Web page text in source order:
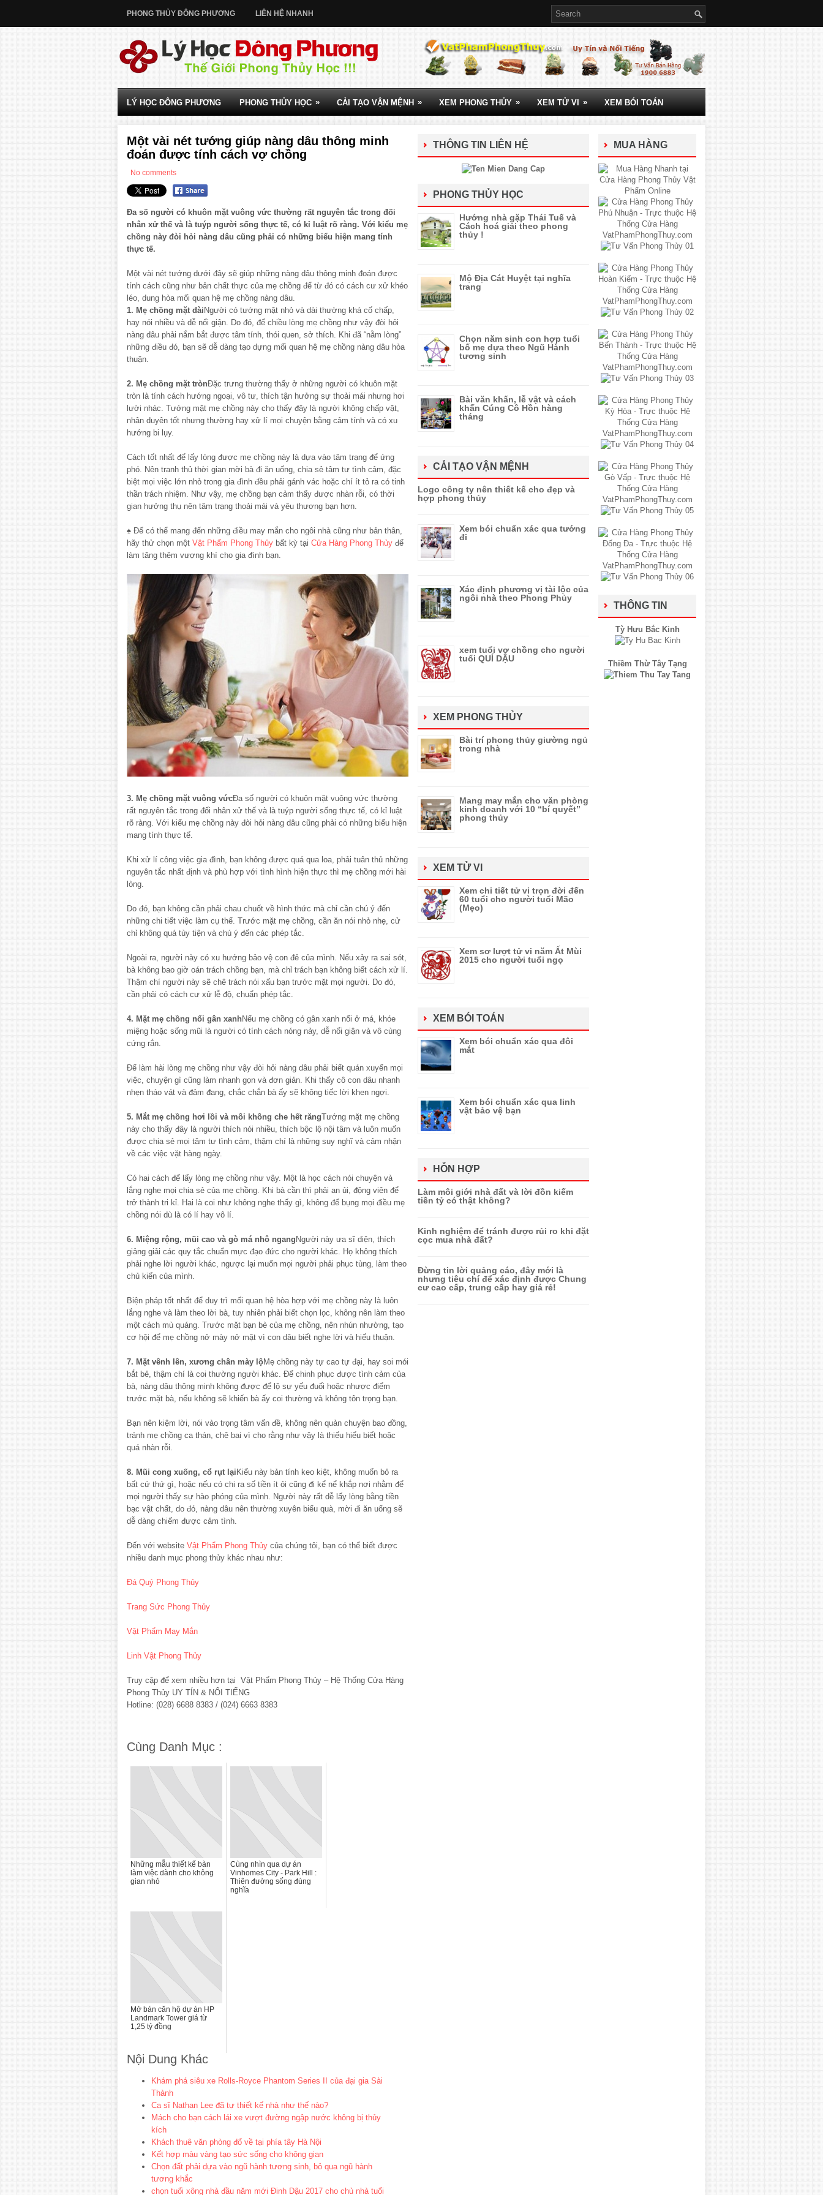
PHONG THỦY ĐÔNG PHƯƠNG LIÊN HỆ NHANH
LÝ HỌC ĐÔNG PHƯƠNG PHONG THỦY HỌC » CẢI TẠO VẬN MỆNH » XEM PHONG THỦY » XEM TỬ VI » XEM BÓI TOÁN
Một vài nét tướng giúp nàng dâu thông minh
đoán được tính cách vợ chồng
No comments
Đa số người có khuôn mặt vuông vức thường rất nguyên tắc trong đối
nhân xử thế và là tuýp người sống thực tế, có kỉ luật rõ ràng. Với kiểu mẹ
chồng này đòi hỏi nàng dâu cũng phải có những biểu hiện mang tính
thực tế.
Một vài nét tướng dưới đây sẽ giúp những nàng dâu thông minh đoán được
tính cách cũng như bản chất thực của mẹ chồng để từ đó có cách cư xử khéo
léo, dung hòa mối quan hệ mẹ chồng nàng dâu.
1. Mẹ chồng mặt dàiNgười có tướng mặt nhỏ và dài thường khá cố chấp,
hay nói nhiều và dễ nổi giận. Do đó, để chiều lòng mẹ chồng như vậy đòi hỏi
nàng dâu phải nắm bắt được tâm tính, thói quen, sở thích. Khi đã “nằm lòng”
những điều đó, bạn sẽ dễ dàng tạo dựng mối quan hệ mẹ chồng nàng dâu hòa
thuận.
2. Mẹ chồng mặt trònĐặc trưng thường thấy ở những người có khuôn mặt
tròn là tính cách hướng ngoại, vô tư, thích tận hưởng sự thoải mái nhưng hơi
lười nhác. Tướng mặt mẹ chồng này cho thấy đây là người không chấp vặt,
nhân duyên tốt nhưng thường hay xử lí mọi chuyện bằng cảm tính và có xu
hướng bi lụy.
Cách tốt nhất để lấy lòng được mẹ chồng này là dựa vào tâm trạng để ứng
phó. Nên tranh thủ thời gian mời bà đi ăn uống, chia sẻ tâm tư tình cảm, đặc
biệt mọi việc lớn nhỏ trong gia đình đều phải gánh vác hoặc chí ít tỏ ra có tinh
thần trách nhiệm. Như vậy, mẹ chồng bạn cảm thấy được nhàn rỗi, có thời
gian hưởng thụ nên tâm trạng thoải mái và yêu thương bạn hơn.
♠ Để có thể mang đến những điều may mắn cho ngôi nhà cũng như bản thân,
hãy thử chọn một Vật Phẩm Phong Thủy bất kỳ tại Cửa Hàng Phong Thủy để
làm tăng thêm vượng khí cho gia đình bạn.
3. Mẹ chồng mặt vuông vứcĐa số người có khuôn mặt vuông vức thường
rất nguyên tắc trong đối nhân xử thế và là tuýp người sống thực tế, có kỉ luật
rõ ràng. Với kiểu mẹ chồng này đòi hỏi nàng dâu cũng phải có những biểu hiện
mang tính thực tế.
Khi xử lí công việc gia đình, bạn không được quá qua loa, phải tuân thủ những
nguyên tắc nhất định và phù hợp với tình hình hiện thực thì mẹ chồng mới hài
lòng.
Do đó, bạn không cần phải chau chuốt về hình thức mà chỉ cần chú ý đến
những chi tiết việc làm cụ thể. Trước mặt mẹ chồng, cần ăn nói nhỏ nhẹ, cử
chỉ không quá tùy tiện và chú ý đến các phép tắc.
Ngoài ra, người này có xu hướng bảo vệ con đẻ của mình. Nếu xảy ra sai sót,
bà không bao giờ oán trách chồng bạn, mà chỉ trách bạn không biết cách xử lí.
Thậm chí người này sẽ chê trách nói xấu bạn trước mặt mọi người. Do đó,
cần phải có cách cư xử lễ độ, chuẩn phép tắc.
4. Mặt mẹ chồng nổi gân xanhNếu mẹ chồng có gân xanh nổi ở má, khóe
miệng hoặc sống mũi là người có tính cách nóng nảy, dễ nổi giận và vô cùng
cứng rắn.
Để làm hài lòng mẹ chồng như vậy đòi hỏi nàng dâu phải biết quán xuyến mọi
việc, chuyện gì cũng làm nhanh gọn và đơn giản. Khi thấy cô con dâu nhanh
nhẹn tháo vát và đảm đang, chắc chắn bà ấy sẽ không tiếc lời khen ngợi.
5. Mắt mẹ chồng hơi lồi và môi không che hết răngTướng mặt mẹ chồng
này cho thấy đây là người thích nói nhiều, thích bộc lộ nội tâm và luôn muốn
được chia sẻ mọi tâm tư tình cảm, thậm chí là những suy nghĩ và cảm nhận
về các việc vặt hàng ngày.
Có hai cách để lấy lòng mẹ chồng như vậy. Một là học cách nói chuyện và
lắng nghe mọi chia sẻ của mẹ chồng. Khi bà cần thì phải an ủi, động viên để
trở thành tri kỉ. Hai là coi như không nghe thấy gì, không để bụng mọi điều mẹ
chồng nói dù là có lí hay vô lí.
6. Miệng rộng, mũi cao và gò má nhô ngangNgười này ưa sĩ diện, thích
giảng giải các quy tắc chuẩn mực đạo đức cho người khác. Họ không thích
phải nghe lời người khác, ngược lại muốn mọi người phải phục tùng, làm theo
chủ kiến của mình.
Biện pháp tốt nhất để duy trì mối quan hệ hòa hợp với mẹ chồng này là luôn
lắng nghe và làm theo lời bà, tuy nhiên phải biết chọn lọc, không nên làm theo
một cách mù quáng. Trước mặt bạn bè của mẹ chồng, nên nhún nhường, tạo
cơ hội để mẹ chồng nở mày nở mặt vì con dâu biết nghe lời và hiếu thuận.
7. Mặt vênh lên, xương chân mày lộMẹ chồng này tự cao tự đại, hay soi mói
bắt bẻ, thậm chí là coi thường người khác. Để chinh phục được tình cảm của
bà, nàng dâu thông minh không được để lộ sự yếu đuối hoặc nhược điểm
trước mặt bà, nếu không sẽ khiến bà ấy coi thường và không tôn trọng bạn.
Bạn nên kiệm lời, nói vào trọng tâm vấn đề, không nên quản chuyện bao đồng,
tránh mẹ chồng ca thán, chê bai vì cho rằng như vậy là thiếu hiểu biết hoặc
quá nhàn rỗi.
8. Mũi cong xuống, cổ rụt lạiKiểu này bản tính keo kiệt, không muốn bỏ ra
bất cứ thứ gì, hoặc nếu có chi ra số tiền ít ỏi cũng đi kể nể khắp nơi nhằm để
mọi người thấy sự hào phóng của mình. Người này rất dễ lấy lòng bằng tiền
bạc vật chất, do đó, nàng dâu nên thường xuyên biếu quà, mời đi ăn uống sẽ
dễ dàng chiếm được cảm tình.
Đến với website Vật Phẩm Phong Thủy của chúng tôi, bạn có thể biết được
nhiều danh mục phong thủy khác nhau như:
Đá Quý Phong Thủy
Trang Sức Phong Thủy
Vật Phẩm May Mắn
Linh Vật Phong Thủy
Truy cập để xem nhiều hơn tại Vật Phẩm Phong Thủy – Hệ Thống Cửa Hàng
Phong Thủy UY TÍN & NỔI TIẾNG
Hotline: (028) 6688 8383 / (024) 6663 8383
Cùng Danh Mục :
Những mẫu thiết kế bàn
làm việc dành cho không
gian nhỏ
Cùng nhìn qua dự án
Vinhomes City - Park Hill :
Thiên đường sống đúng
nghĩa
Mở bán căn hộ dự án HP
Landmark Tower giá từ
1,25 tỷ đồng
Nội Dung Khác
Khám phá siêu xe Rolls-Royce Phantom Series II của đại gia Sài
Thành
Ca sĩ Nathan Lee đã tự thiết kế nhà như thế nào?
Mách cho bạn cách lái xe vượt đường ngập nước không bị thủy
kích
Khách thuê văn phòng đổ về tại phía tây Hà Nội
Kết hợp màu vàng tạo sức sống cho không gian
Chọn đất phải dựa vào ngũ hành tương sinh, bỏ qua ngũ hành
tương khắc
chọn tuổi xông nhà đầu năm mới Đinh Dậu 2017 cho chủ nhà tuổi
THÔNG TIN LIÊN HỆ
PHONG THỦY HỌC
Hướng nhà gặp Thái Tuế và
Cách hoá giải theo phong
thủy !
Mộ Địa Cát Huyệt tại nghĩa
trang
Chọn năm sinh con hợp tuổi
bố mẹ dựa theo Ngũ Hành
tương sinh
Bài văn khấn, lễ vật và cách
khấn Cúng Cô Hồn hàng
tháng
CẢI TẠO VẬN MỆNH
Logo công ty nên thiết kế cho đẹp và
hợp phong thủy
Xem bói chuẩn xác qua tướng
đi
Xác định phương vị tài lộc của
ngôi nhà theo Phong Phủy
xem tuổi vợ chồng cho người
tuổi QUÍ DẬU
XEM PHONG THỦY
Bài trí phong thủy giường ngủ
trong nhà
Mang may mắn cho văn phòng
kinh doanh với 10 “bí quyết”
phong thủy
XEM TỬ VI
Xem chi tiết tử vi trọn đời đến
60 tuổi cho người tuổi Mão
(Mẹo)
Xem sơ lượt tử vi năm Ất Mùi
2015 cho người tuổi ngọ
XEM BÓI TOÁN
Xem bói chuẩn xác qua đôi
mắt
Xem bói chuẩn xác qua linh
vật bảo vệ bạn
HỖN HỢP
Làm môi giới nhà đất và lời đồn kiếm
tiền tỷ có thật không?
Kinh nghiệm để tránh được rủi ro khi đặt
cọc mua nhà đất?
Đừng tin lời quảng cáo, đây mới là
nhưng tiêu chí để xác định được Chung
cư cao cấp, trung cấp hay giá rẻ!
MUA HÀNG
THÔNG TIN
Tỳ Hưu Bắc Kinh
Thiềm Thừ Tây Tạng